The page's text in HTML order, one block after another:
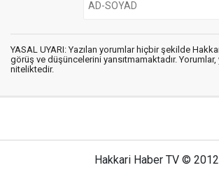
YASAL UYARI: Yazılan yorumlar hiçbir şekilde
görüş ve düşüncelerini yansıtmamaktadır. Yorumlar,
niteliktedir.
Hakkari Haber TV © 2012